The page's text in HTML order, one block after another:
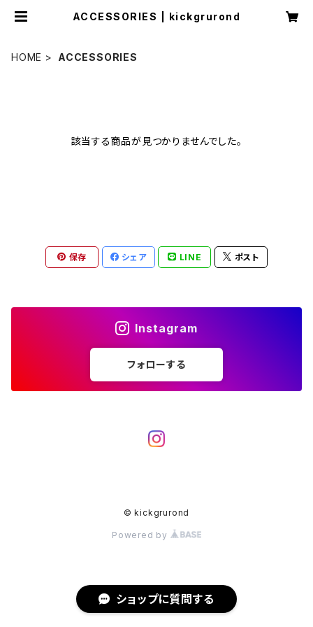
ACCESSORIES | kickgrurond
HOME ACCESSORIES
該当する商品が見つかりませんでした。
保存 シェア LINE ポスト
Instagram
フォローする
© kickgrurond
Powered by
ショップに質問する